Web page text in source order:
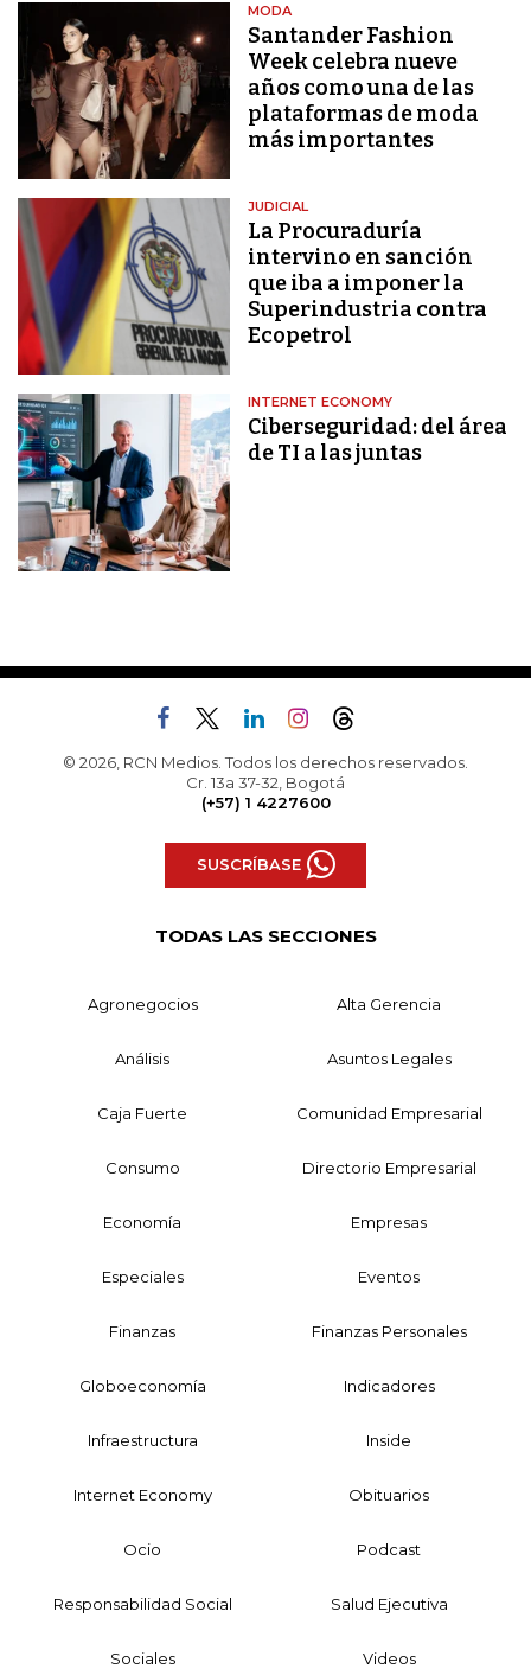
MODA
Santander Fashion
Week celebra nueve
años como una de las
plataformas de moda
más importantes
JUDICIAL
La Procuraduría
intervino en sanción
que iba a imponer la
Superindustria contra
Ecopetrol
INTERNET ECONOMY
Ciberseguridad: del área
de TI a las juntas
© 2026, RCN Medios. Todos los derechos reservados.
Cr. 13a 37-32, Bogotá
(+57) 1 4227600
SUSCRÍBASE
TODAS LAS SECCIONES
Agronegocios Alta Gerencia
Análisis Asuntos Legales
Caja Fuerte Comunidad Empresarial
Consumo Directorio Empresarial
Economía Empresas
Especiales Eventos
Finanzas Finanzas Personales
Globoeconomía Indicadores
Infraestructura Inside
Internet Economy Obituarios
Ocio Podcast
Responsabilidad Social Salud Ejecutiva
Sociales Videos